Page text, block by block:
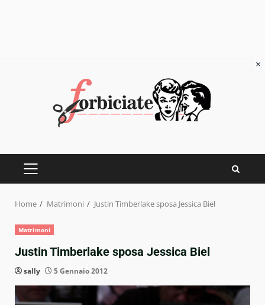
PRIMARY
Home Matrimoni Justin Timberlake sposa Jessica Biel
Matrimoni
Justin Timberlake sposa Jessica Biel
sally 5 Gennaio 2012
×